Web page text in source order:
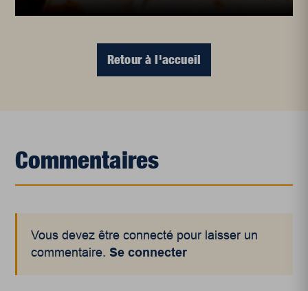
Retour à l'accueil
Commentaires
Vous devez être connecté pour laisser un
commentaire.Se connecter